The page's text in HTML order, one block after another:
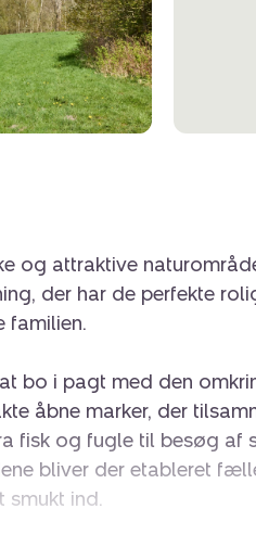
og attraktive
der har de perfekte
familien.
bo i pagt med den
åbne marker, der
fisk og fugle til besøg af
bliver der etableret
smukt ind.